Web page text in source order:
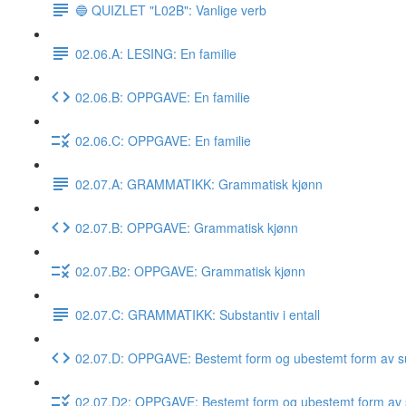
🔵 QUIZLET "L02B": Vanlige verb
02.06.A: LESING: En familie
02.06.B: OPPGAVE: En familie
02.06.C: OPPGAVE: En familie
02.07.A: GRAMMATIKK: Grammatisk kjønn
02.07.B: OPPGAVE: Grammatisk kjønn
02.07.B2: OPPGAVE: Grammatisk kjønn
02.07.C: GRAMMATIKK: Substantiv i entall
02.07.D: OPPGAVE: Bestemt form og ubestemt form av
02.07.D2: OPPGAVE: Bestemt form og ubestemt form av